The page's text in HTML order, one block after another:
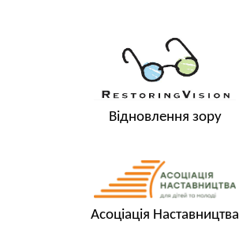
Відновлення зору
Асоціація Наставництва